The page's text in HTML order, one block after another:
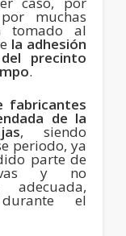
muchas
tomado al
la adhesión
precinto
.
fabricantes
de la
, siendo
periodo, ya
parte de
y no
el